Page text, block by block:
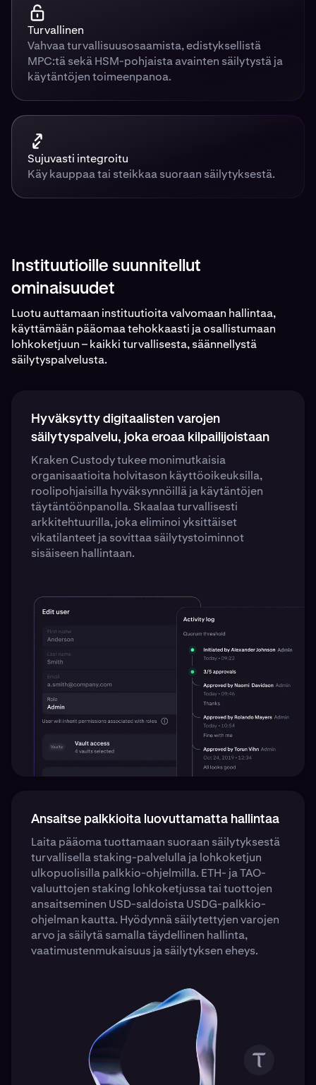
Turvallinen
Vahvaa turvallisuusosaamista, edistyksellistä
MPC:tä sekä HSM-pohjaista avainten säilytystä ja
käytäntöjen toimeenpanoa.
Sujuvasti integroitu
Käy kauppaa tai steikkaa suoraan säilytyksestä.
Instituutioille suunnitellut
ominaisuudet
Luotu auttamaan instituutioita valvomaan hallintaa,
käyttämään pääomaa tehokkaasti ja osallistumaan
lohkoketjuun – kaikki turvallisesta, säännellystä
säilytyspalvelusta.
Hyväksytty digitaalisten varojen
säilytyspalvelu, joka eroaa kilpailijoistaan
Kraken Custody tukee monimutkaisia
organisaatioita holvitason käyttöoikeuksilla,
roolipohjaisilla hyväksynnöillä ja käytäntöjen
täytäntöönpanolla. Skaalaa turvallisesti
arkkitehtuurilla, joka eliminoi yksittäiset
vikatilanteet ja sovittaa säilytystoiminnot
sisäiseen hallintaan.
Ansaitse palkkioita luovuttamatta hallintaa
Laita pääoma tuottamaan suoraan säilytyksestä
turvallisella staking-palvelulla ja lohkoketjun
ulkopuolisilla palkkio-ohjelmilla. ETH- ja TAO-
valuuttojen staking lohkoketjussa tai tuottojen
ansaitseminen USD-saldoista USDG-palkkio-
ohjelman kautta. Hyödynnä säilytettyjen varojen
arvo ja säilytä samalla täydellinen hallinta,
vaatimustenmukaisuus ja säilytyksen eheys.